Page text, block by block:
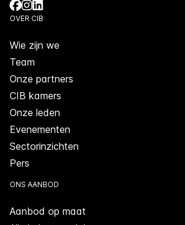
OVER CIB
Wie zijn we
Team
Onze partners
CIB kamers
Onze leden
Evenementen
Sectorinzichten
Pers
ONS AANBOD
Aanbod op maat